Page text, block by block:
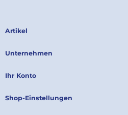
Artikel
Unternehmen
Ihr Konto
Shop-Einstellungen